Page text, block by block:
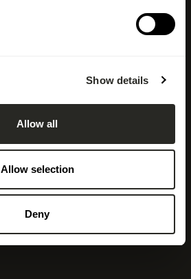
Show details
Allow all
Allow selection
Deny